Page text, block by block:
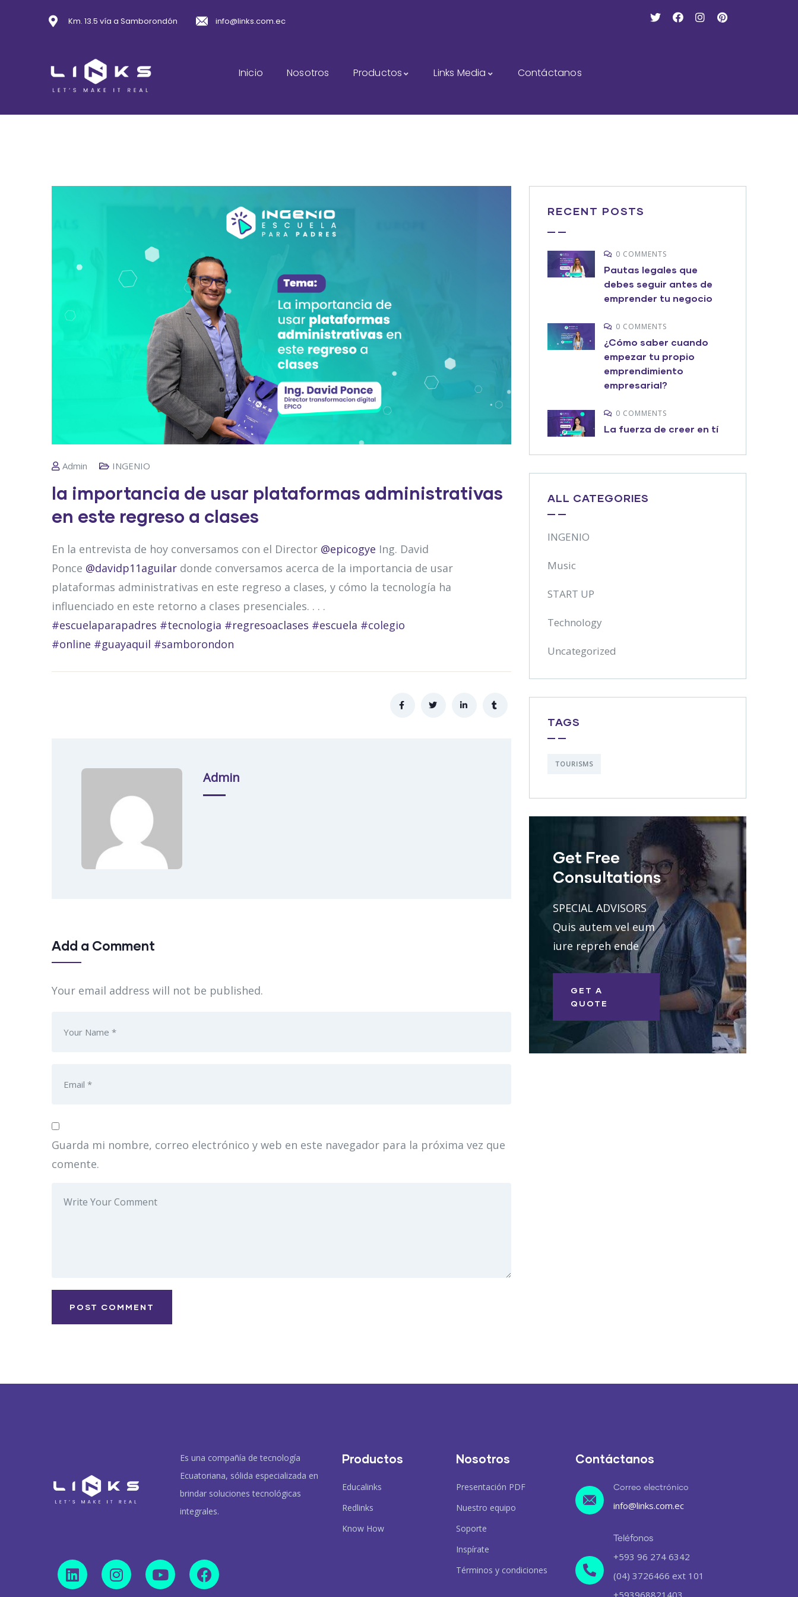
Km. 13.5 vía a Samborondón info@links.com.ec
Inicio Nosotros Productos Links Media Contáctanos
Admin INGENIO
la importancia de usar plataformas administrativas
en este regreso a clases
En la entrevista de hoy conversamos con el Director @epicogye Ing. David
Ponce @davidp11aguilar donde conversamos acerca de la importancia de usar
plataformas administrativas en este regreso a clases, y cómo la tecnología ha
influenciado en este retorno a clases presenciales. . . .
#escuelaparapadres #tecnologia #regresoaclases #escuela #colegio
#online #guayaquil #samborondon
Admin
Add a Comment
Your email address will not be published.
Guarda mi nombre, correo electrónico y web en este navegador para la próxima vez que
comente.
RECENT POSTS
0 COMMENTS
Pautas legales que
debes seguir antes de
emprender tu negocio
0 COMMENTS
¿Cómo saber cuando
empezar tu propio
emprendimiento
empresarial?
0 COMMENTS
La fuerza de creer en tí
ALL CATEGORIES
INGENIO
Music
START UP
Technology
Uncategorized
TAGS
TOURISMS
Get Free
Consultations
SPECIAL ADVISORS
Quis autem vel eum
iure repreh ende
GET A
QUOTE
Es una compañía de tecnología
Ecuatoriana, sólida especializada en
brindar soluciones tecnológicas
integrales.
Productos
Educalinks
Redlinks
Know How
Nosotros
Presentación PDF
Nuestro equipo
Soporte
Inspírate
Términos y condiciones
Contáctanos
Correo electrónico
info@links.com.ec
Teléfonos
+593 96 274 6342
(04) 3726466 ext 101